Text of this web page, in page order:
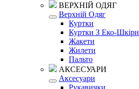
ВЕРХНІЙ ОДЯГ
Верхній Одяг
Куртки
Куртки З Еко-Шкіри
Жакети
Жилети
Пальто
АКСЕСУАРИ
Аксесуари
Рукавички